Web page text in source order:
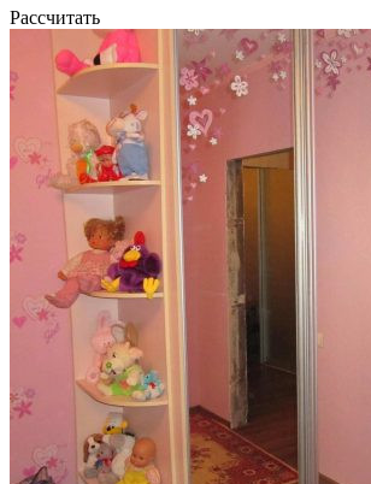
Рассчитать